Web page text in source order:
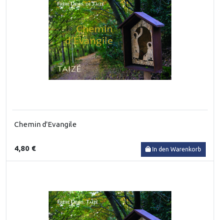
Chemin d'Evangile
4,80 € In den Warenkorb